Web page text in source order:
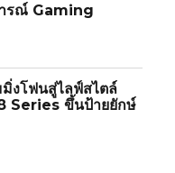
รณ์ Gaming
งโฟนสู่ไลฟ์สไตล์
Series ขึ้นป้ายยักษ์